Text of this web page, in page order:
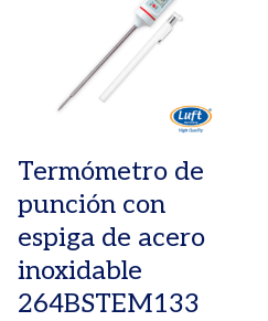
Termómetro de
punción con
espiga de acero
inoxidable
264BSTEM133